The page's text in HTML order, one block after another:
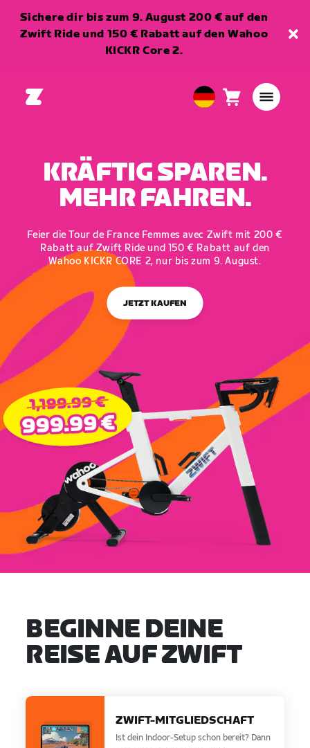
Sichere dir bis zum 9. August 200 € auf den
Zwift Ride und 150 € Rabatt auf den Wahoo
KICKR Core 2.
EuropeanWarenkorb
KRÄFTIG SPAREN.
MEHR FAHREN.
Feier die Tour de France Femmes avec Zwift mit 200 €
Rabatt auf Zwift Ride und 150 € Rabatt auf den
Wahoo KICKR CORE 2, nur bis zum 9. August.
JETZT KAUFEN
BEGINNE DEINE
REISE AUF ZWIFT
ZWIFT-MITGLIEDSCHAFT
Ist dein Indoor-Setup schon bereit? Dann